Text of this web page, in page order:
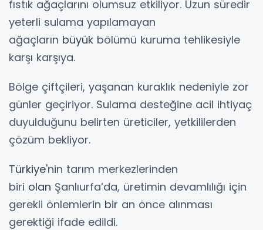
fıstık ağaçlarını olumsuz etkiliyor. Uzun süredir
yeterli sulama yapılamayan
ağaçların büyük bölümü kuruma tehlikesiyle
karşı karşıya.
Bölge çiftçileri, yaşanan kuraklık nedeniyle zor
günler geçiriyor. Sulama desteğine acil ihtiyaç
duyulduğunu belirten üreticiler, yetkililerden
çözüm bekliyor.
Türkiye'nin tarım merkezlerinden
biri olan Şanlıurfa’da, üretimin devamlılığı için
gerekli önlemlerin bir an önce alınması
gerektiği ifade edildi.